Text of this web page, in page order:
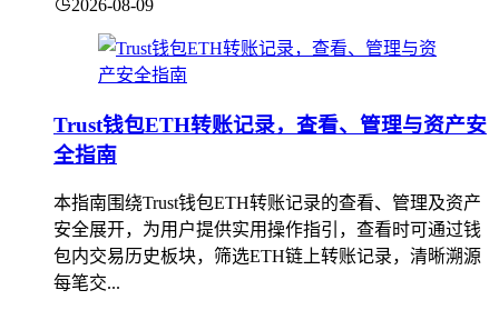
2026-08-09
Trust钱包ETH转账记录，查看、管理与资产安
全指南
本指南围绕Trust钱包ETH转账记录的查看、管理及资产
安全展开，为用户提供实用操作指引，查看时可通过钱
包内交易历史板块，筛选ETH链上转账记录，清晰溯源
每笔交...